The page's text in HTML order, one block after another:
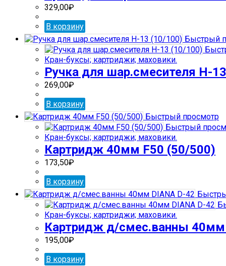
329,00₽
В корзину
Быстрый
Кран-буксы; картриджи; маховики.
Ручка для шар.смесителя H-
269,00₽
В корзину
Быстрый просмотр
Быстрый
Кран-буксы; картриджи; маховики.
Картридж 40мм F50 (50/500)
173,50₽
В корзину
Кран-буксы; картриджи; маховики.
Картридж д/смес.ванны 40мм
195,00₽
В корзину